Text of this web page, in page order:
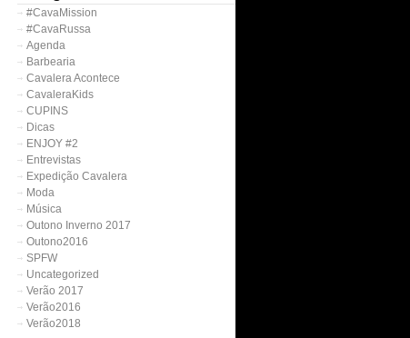
#CavaMission
#CavaRussa
Agenda
Barbearia
Cavalera Acontece
CavaleraKids
CUPINS
Dicas
ENJOY #2
Entrevistas
Expedição Cavalera
Moda
Música
Outono Inverno 2017
Outono2016
SPFW
Uncategorized
Verão 2017
Verão2016
Verão2018